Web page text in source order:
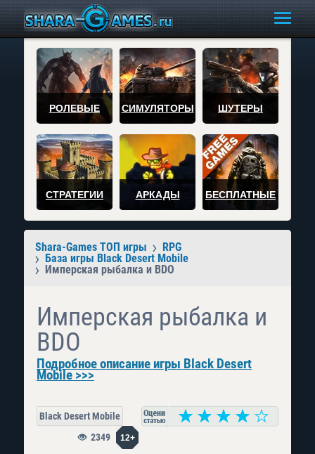
РОЛЕВЫЕ СИМУЛЯТОРЫ ШУТЕРЫ
СТРАТЕГИИ АРКАДЫ БЕСПЛАТНЫЕ
Shara-Games ТОП игры
RPG
База игры Black Desert Mobile
Имперская рыбалка и BDO
Имперская рыбалка и
BDO
Подробное описание игры Black Desert
Mobile >>>
Black Desert Mobile
12+
2349